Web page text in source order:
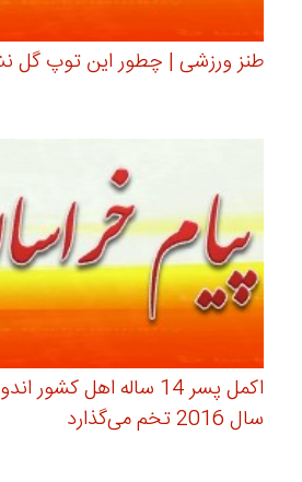
طنز ورزشی | چطور این توپ گل
اکمل پسر 14 ساله‌ اهل
سال 2016 تخم می‌گذارد